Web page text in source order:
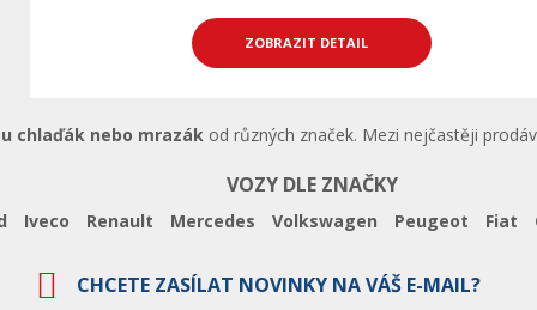
ZOBRAZIT DETAIL
chlaďák nebo mrazák od různých značek. Mezi nejčastěji
VOZY DLE ZNAČKY
Iveco Renault Mercedes Volkswagen Peugeot Fiat
CHCETE ZASÍLAT NOVINKY NA VÁŠ E-MAIL?